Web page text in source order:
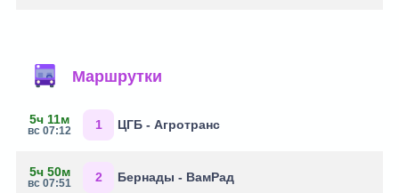
Маршрутки
5ч 11м
вс 07:12 1 ЦГБ - Агротранс
5ч 50м
вс 07:51 2 Бернады - ВамРад